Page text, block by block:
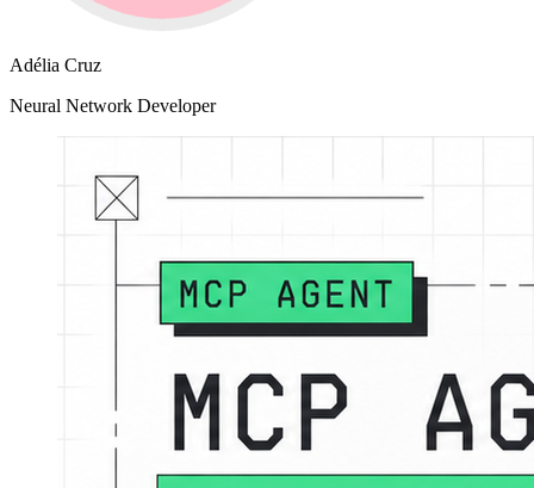
Adélia Cruz
Neural Network Developer